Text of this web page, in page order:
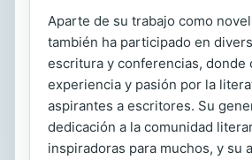
Aparte de su trabajo como
también ha participado en
escritura y conferencias, donde
experiencia y pasión por la
aspirantes a escritores. Su
dedicación a la comunidad
inspiradoras para muchos, y su